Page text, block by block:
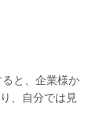
と、企業様か
、自分では見